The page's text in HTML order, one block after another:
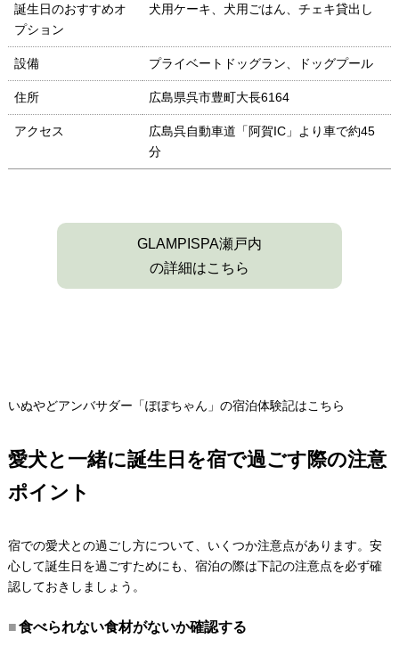
誕生日のおすすめオ
プション
犬用ケーキ、犬用ごはん、チェキ貸出し
設備 プライベートドッグラン、ドッグプール
住所 広島県呉市豊町大長6164
アクセス
広島呉自動車道「阿賀IC」より車で約45
分
GLAMPISPA瀬戸内
の詳細はこちら
いぬやどアンバサダー「ぽぽちゃん」の宿泊体験記はこちら
愛犬と一緒に誕生日を宿で過ごす際の注意
ポイント
宿での愛犬との過ごし方について、いくつか注意点があります。安
心して誕生日を過ごすためにも、宿泊の際は下記の注意点を必ず確
認しておきしましょう。
食べられない食材がないか確認する